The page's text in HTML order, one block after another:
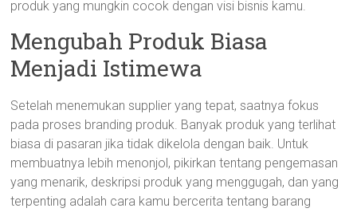
produk yang mungkin cocok dengan visi bisnis kamu.
Mengubah Produk Biasa
Menjadi Istimewa
Setelah menemukan supplier yang tepat, saatnya fokus
pada proses branding produk. Banyak produk yang terlihat
biasa di pasaran jika tidak dikelola dengan baik. Untuk
membuatnya lebih menonjol, pikirkan tentang pengemasan
yang menarik, deskripsi produk yang menggugah, dan yang
terpenting adalah cara kamu bercerita tentang barang